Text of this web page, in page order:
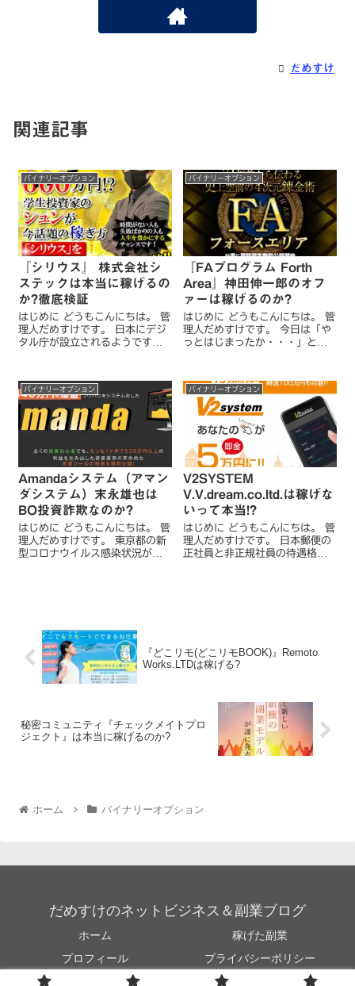
だめすけ
関連記事
バイナリーオプション
『シリウス』 株式会社シ
ステックは本当に稼げるの
か?徹底検証
はじめに どうもこんにちは。 管
理人だめすけです。 日本にデジ
タル庁が設立されるようです
ニュースを見て、やっと出来る
のかという思いです。 管理人と
しても、日本...
バイナリーオプション
『FAプログラム Forth
Area』神田伸一郎のオフ
ァーは稼げるのか?
はじめに どうもこんにちは。 管
理人だめすけです。 今日は「や
っとはじまったか・・・」とい
チン接種が、国内で始まったと
のこと。まずは全国の国立病院
を対象に、約4万人の医...
バイナリーオプション
Amandaシステム（アマン
ダシステム）末永雄也は
BO投資詐欺なのか?
はじめに どうもこんにちは。 管
理人だめすけです。 東京都の新
型コロナウイルス感染状況が一
バイナリーオプション
V2SYSTEM
V.V.dream.co.ltd.は稼げな
いって本当!?
はじめに どうもこんにちは。 管
理人だめすけです。 日本郵便の
正社員と非正規社員の待遇格差
『どこリモ(どこリモBOOK)』Remoto
Works.LTDは稼げる?
秘密コミュニティ『チェックメイトプロ
ジェクト』は本当に稼げるのか?
ホーム バイナリーオプション
だめすけのネットビジネス＆副業ブログ
ホーム
稼げた副業
プロフィール
プライバシーポリシー